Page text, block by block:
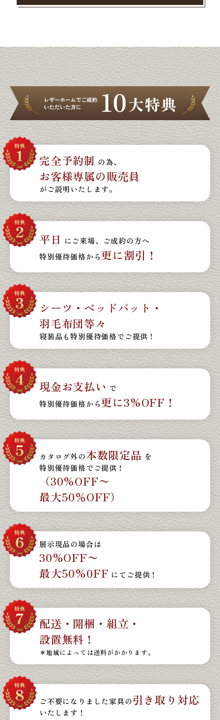
完全予約制 の為、
お客様専属の販売員
がご説明いたします。
平日 にご来場、ご成約の方へ
特別優待価格から更に割引！
シーツ・ベッドパット・
羽毛布団等々
寝装品も特別優待価格でご提供！
現金お支払い で
特別優待価格から更に3%OFF！
カタログ外の本数限定品 を
特別優待価格でご提供！
（30%OFF〜
最大50％OFF）
展示現品の場合は
30%OFF〜
最大50%0FF にてご提供！
配送・開梱・組立・
設置無料！
＊地域によっては送料がかかります。
ご不要になりました家具の引き取り対応
いたします！